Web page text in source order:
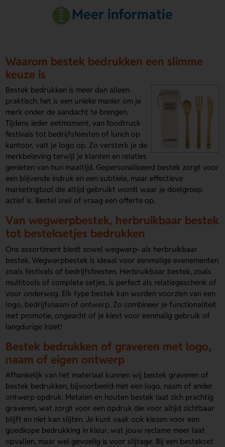
Meer informatie
Waarom bestek bedrukken een slimme
keuze is
Bestek bedrukken is meer dan alleen
praktisch: het is een unieke manier om je
merk onder de aandacht te brengen.
Tijdens ieder eetmoment, van foodtruck
festivals tot bedrijfsfeesten of lunch op
kantoor, valt je logo op. Zo versterk je de
merkbeleving terwijl je klanten en relaties
genieten van hun maaltijd. Gepersonaliseerd bestek zorgt voor
een blijvende indruk en een subtiele, maar effectieve
marketingtool die altijd gebruikt wordt waar je doelgroep
actief is. Bestel snel of vraag een offerte op.
Van wegwerpbestek, herbruikbaar bestek
tot besteksetjes bedrukken
Ons assortiment biedt zowel wegwerp- als herbruikbaar
bestek. Wegwerpbestek is ideaal voor eenmalige evenementen
zoals festivals of bedrijfsfeesten. Herbruikbaar bestek, zoals
multitools of complete setjes, is perfect als relatiegeschenk of
voor onderweg. Elk type bestek kan worden voorzien van een
logo, bedrijfsnaam of ontwerp. Zo combineer je functionaliteit
met promotie, ongeacht of je kiest voor eenmalig gebruik of
langdurige inzet!
Bestek bedrukken of graveren met logo,
naam of eigen ontwerp
Afhankelijk van het materiaal kunnen wij bestek graveren of
bestek bedrukken, bijvoorbeeld met een logo, naam of ander
ontwerp opdruk. Metalen en houten bestek laat zich prachtig
graveren, wat zorgt voor een opdruk die voor altijd zichtbaar
blijft en niet kan slijten. Je kunt vaak ook kiezen voor een
goedkope bedrukking in kleur, wat jouw reclame meer laat
opvallen, maar wel gevoelig is voor slijtage. Bij een bestekset